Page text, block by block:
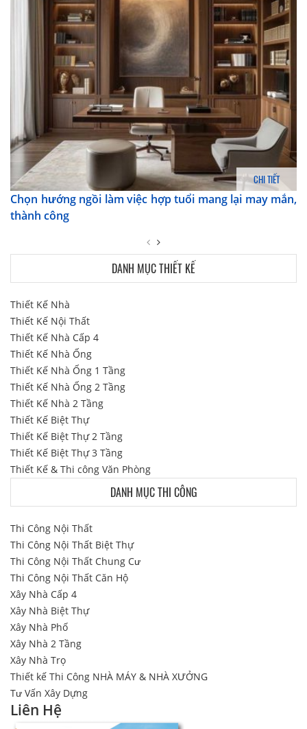
CHI TIẾT
Chọn hướng ngồi làm việc hợp tuổi mang lại may mắn,
thành công
DANH MỤC THIẾT KẾ
Thiết Kế Nhà
Thiết Kế Nội Thất
Thiết Kế Nhà Cấp 4
Thiết Kế Nhà Ống
Thiết Kế Nhà Ống 1 Tầng
Thiết Kế Nhà Ống 2 Tầng
Thiết Kế Nhà 2 Tầng
Thiết Kế Biệt Thự
Thiết Kế Biệt Thự 2 Tầng
Thiết Kế Biệt Thự 3 Tầng
Thiết Kế & Thi công Văn Phòng
DANH MỤC THI CÔNG
Thi Công Nội Thất
Thi Công Nội Thất Biệt Thự
Thi Công Nội Thất Chung Cư
Thi Công Nội Thất Căn Hộ
Xây Nhà Cấp 4
Xây Nhà Biệt Thự
Xây Nhà Phố
Xây Nhà 2 Tầng
Xây Nhà Trọ
Thiết kế Thi Công NHÀ MÁY & NHÀ XƯỞNG
Tư Vấn Xây Dựng
Liên Hệ